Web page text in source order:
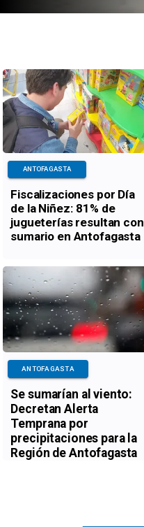
Fiscalizaciones por Día
de la Niñez: 81% de
jugueterías resultan con
sumario en Antofagasta
ANTOFAGASTA
Se sumarían al viento:
Decretan Alerta
Temprana por
precipitaciones para la
Región de Antofagasta
ANTOFAGASTA